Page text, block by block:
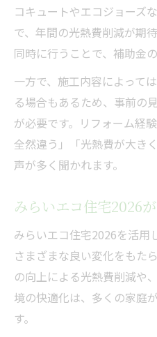
コキュートやエコジョーズ
で、年間の光熱費削減が期
同時に行うことで、補助金
一方で、施工内容によって
る場合もあるため、事前の
が必要です。リフォーム経
全然違う」「光熱費が大き
声が多く聞かれます。
みらいエコ住宅2026
みらいエコ住宅2026を活用
さまざまな良い変化をもた
の向上による光熱費削減や
境の快適化は、多くの家庭
す。